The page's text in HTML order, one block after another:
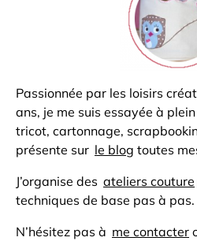
Passionnée par les loisirs
ans, je me suis essayée à
tricot, cartonnage,
présente sur le blog toutes
J’organise des ateliers couture
techniques de base pas à pas.
N’hésitez pas à me contacter